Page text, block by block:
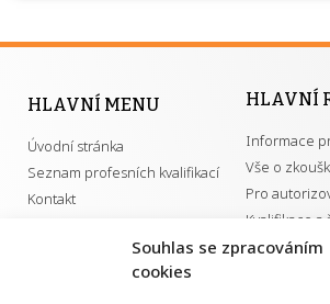
Souhlas se zpracováním
cookies
HLAVNÍ MENU
Úvodní stránka
Seznam profesních kvalifikací
Kontakt
HLAVNÍ
Informace
Vše o
Pro
Kvalifikace a